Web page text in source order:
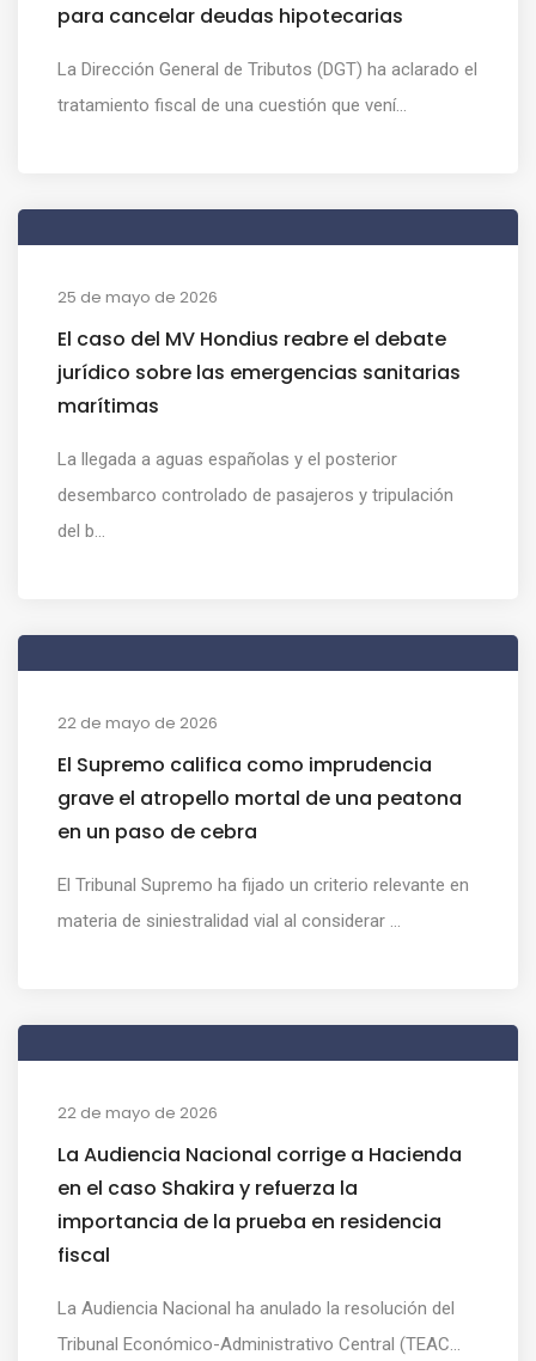
para cancelar deudas hipotecarias
La Dirección General de Tributos (DGT) ha aclarado el
tratamiento fiscal de una cuestión que vení...
25 de mayo de 2026
El caso del MV Hondius reabre el debate
jurídico sobre las emergencias sanitarias
marítimas
La llegada a aguas españolas y el posterior
desembarco controlado de pasajeros y tripulación
del b...
22 de mayo de 2026
El Supremo califica como imprudencia
grave el atropello mortal de una peatona
en un paso de cebra
El Tribunal Supremo ha fijado un criterio relevante en
materia de siniestralidad vial al considerar ...
22 de mayo de 2026
La Audiencia Nacional corrige a Hacienda
en el caso Shakira y refuerza la
importancia de la prueba en residencia
fiscal
La Audiencia Nacional ha anulado la resolución del
Tribunal Económico-Administrativo Central (TEAC...